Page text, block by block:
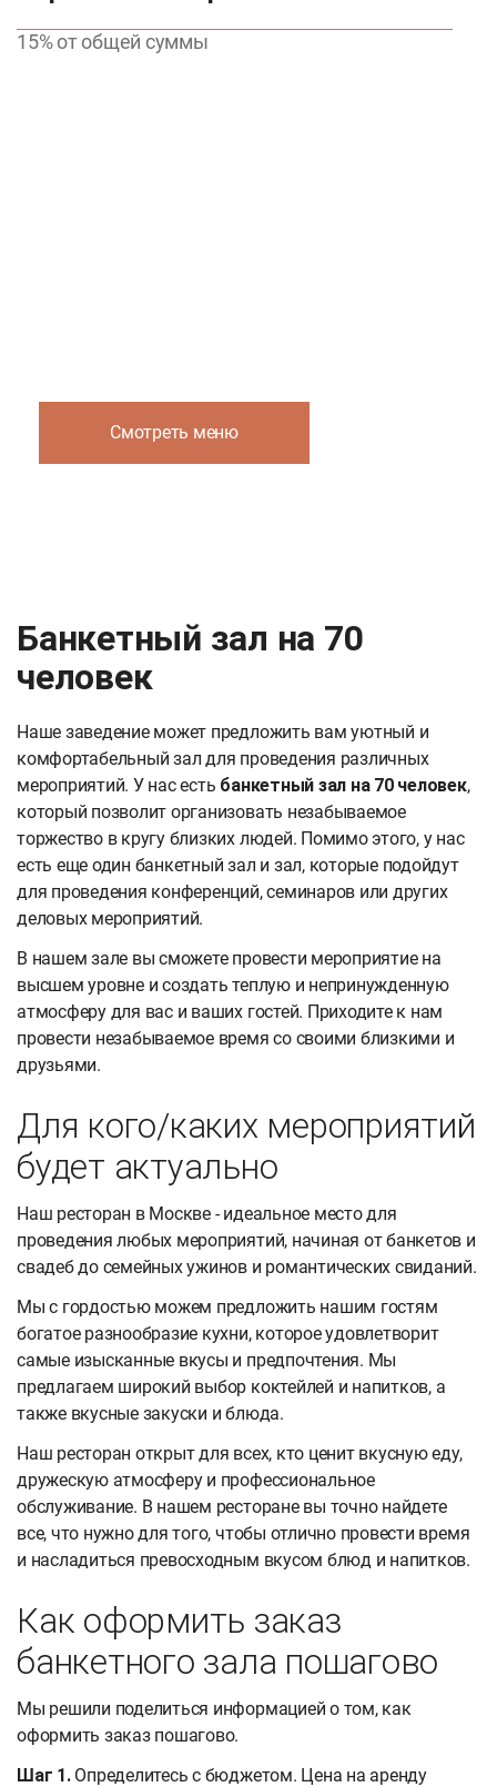
15% от общей суммы
Смотреть меню
Банкетный зал на 70
человек
Наше заведение может предложить вам уютный и
комфортабельный зал для проведения различных
мероприятий. У нас есть банкетный зал на 70 человек,
который позволит организовать незабываемое
торжество в кругу близких людей. Помимо этого, у нас
есть еще один банкетный зал и зал, которые подойдут
для проведения конференций, семинаров или других
деловых мероприятий.
В нашем зале вы сможете провести мероприятие на
высшем уровне и создать теплую и непринужденную
атмосферу для вас и ваших гостей. Приходите к нам
провести незабываемое время со своими близкими и
друзьями.
Для кого/каких мероприятий
будет актуально
Наш ресторан в Москве - идеальное место для
проведения любых мероприятий, начиная от банкетов и
свадеб до семейных ужинов и романтических свиданий.
Мы с гордостью можем предложить нашим гостям
богатое разнообразие кухни, которое удовлетворит
самые изысканные вкусы и предпочтения. Мы
предлагаем широкий выбор коктейлей и напитков, а
также вкусные закуски и блюда.
Наш ресторан открыт для всех, кто ценит вкусную еду,
дружескую атмосферу и профессиональное
обслуживание. В нашем ресторане вы точно найдете
все, что нужно для того, чтобы отлично провести время
и насладиться превосходным вкусом блюд и напитков.
Как оформить заказ
банкетного зала пошагово
Мы решили поделиться информацией о том, как
оформить заказ пошагово.
Шаг 1. Определитесь с бюджетом. Цена на аренду